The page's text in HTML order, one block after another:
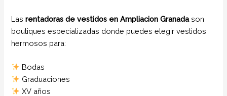
Lasrentadoras de vestidos en Ampliacion Granadason
boutiques especializadas donde puedes elegir vestidos
hermosos para:
Bodas
Graduaciones
XV años